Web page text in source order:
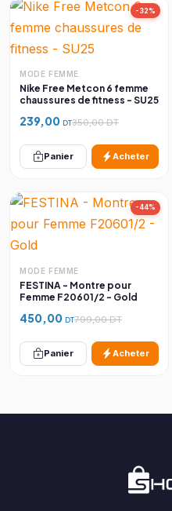
-32%
MODE FEMME
Nike Free Metcon 6 femme
chaussures de fitness - SU25
239,00 DT350,00 DT
Panier Acheter
-44%
MODE FEMME
FESTINA - Montre pour
Femme F20601/2 - Gold
450,00 DT799,00 DT
Panier Acheter